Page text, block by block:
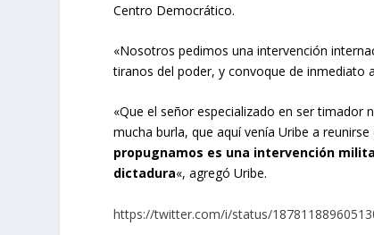
Centro Democrático.
«Nosotros pedimos una intervención
tiranos del poder, y convoque de inmediato
«Que el señor especializado en ser timador
mucha burla, que aquí venía Uribe a
propugnamos es una intervención
dictadura«, agregó Uribe.
https://twitter.com/i/status/